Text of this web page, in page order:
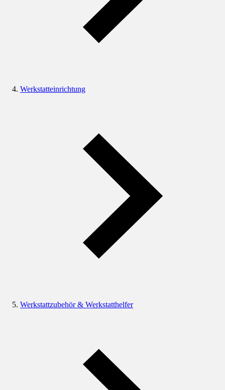
Werkstatteinrichtung
Werkstattzubehör & Werkstatthelfer